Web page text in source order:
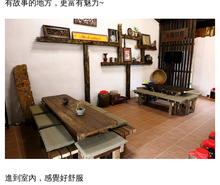
有故事的地方，更富有魅力~
進到室內，感覺好舒服